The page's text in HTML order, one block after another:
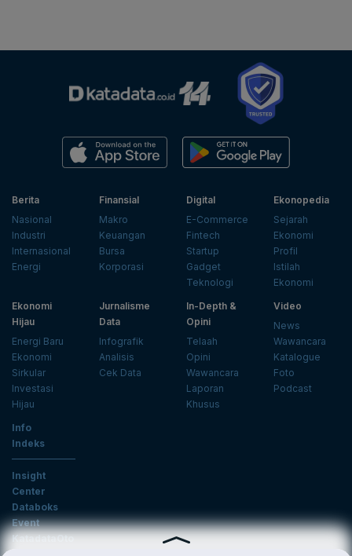
Berita
Nasional
Industri
Internasional
Energi
Finansial
Makro
Keuangan
Bursa
Korporasi
Digital
E-Commerce
Fintech
Startup
Gadget
Teknologi
Ekonopedia
Sejarah
Ekonomi
Profil
Istilah
Ekonomi
Ekonomi
Hijau
Energi Baru
Ekonomi
Sirkular
Investasi
Hijau
Jurnalisme
Data
Infografik
Analisis
Cek Data
In-Depth &
Opini
Telaah
Opini
Wawancara
Laporan
Khusus
Video
News
Wawancara
Katalogue
Foto
Podcast
Info
Indeks
Insight
Center
Databoks
Event
KatadataOto